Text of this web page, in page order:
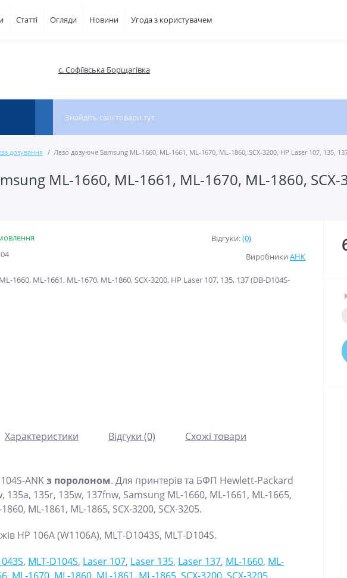
Статті Огляди Новини Угода з користувачем
с. Софіївська Борщагівка
дозування Лезо дозуюче Samsung ML-1660, ML-1661, ML-1670, ML-1860, SCX-3200, HP Laser 107, 135,
ML-1660, ML-1661, ML-1670, ML-1860, SCX-
Відгуки:(0)
Виробники АНК
Характеристики Відгуки (0) Схожі товари
ANKз поролоном. Для принтерів та БФП Hewlett-Packard
135a, 135r, 135w, 137fnw, Samsung ML-1660, ML-1661, ML-1665,
ML-1861, ML-1865, SCX-3200, SCX-3205.
HP 106A (W1106A), MLT-D1043S, MLT-D104S.
, MLT-D104S, Laser 107, Laser 135, Laser 137, ML-1660, ML-